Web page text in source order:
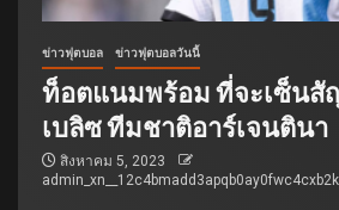
ข่าวฟุตบอล ข่าวฟุตบอลวันนี้
ท็อตแนมพร้อม ที่จะเซ็นสั
เบลิซ ทีมชาติอาร์เจนตินา
สิงหาคม 5, 2023